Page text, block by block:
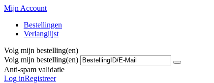
Mijn Account
Bestellingen
Verlanglijst
Volg mijn bestelling(en)
Volg mijn bestelling(en)
Anti-spam validatie
Log inRegistreer